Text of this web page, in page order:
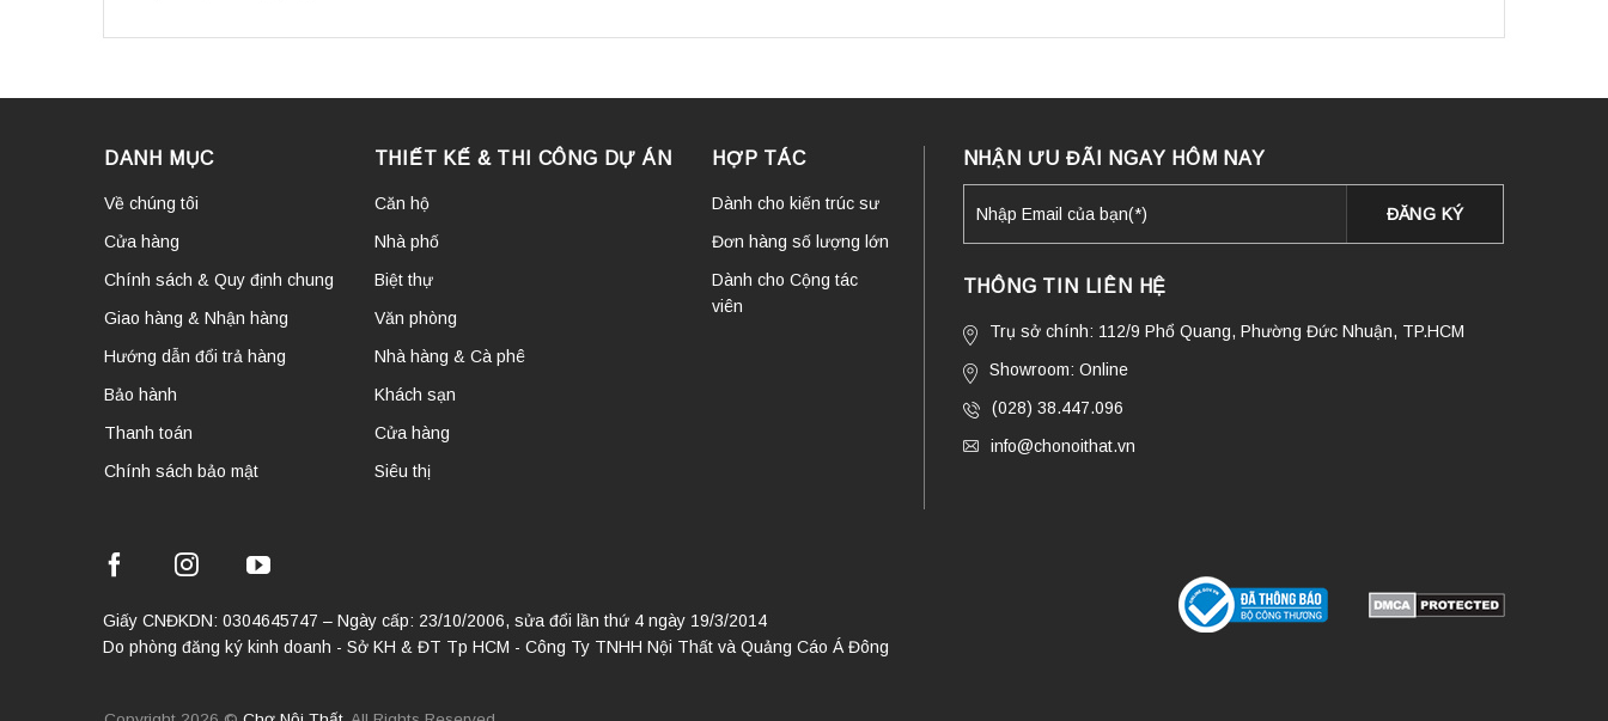
DANH MỤC
Về chúng tôi
Cửa hàng
Chính sách & Quy định chung
Giao hàng & Nhận hàng
Hướng dẫn đổi trả hàng
Bảo hành
Thanh toán
Chính sách bảo mật
THIẾT KẾ & THI CÔNG DỰ ÁN
Căn hộ
Nhà phố
Biệt thự
Văn phòng
Nhà hàng & Cà phê
Khách sạn
Cửa hàng
Siêu thị
HỢP TÁC
Dành cho kiến trúc sư
Đơn hàng số lượng lớn
Dành cho Cộng tác
viên
NHẬN ƯU ĐÃI NGAY HÔM NAY
THÔNG TIN LIÊN HỆ
Trụ sở chính: 112/9 Phổ Quang, Phường Đức Nhuận, TP.HCM
Showroom: Online
(028) 38.447.096
info@chonoithat.vn
Giấy CNĐKDN: 0304645747 – Ngày cấp: 23/10/2006, sửa đổi lần thứ 4 ngày 19/3/2014
Do phòng đăng ký kinh doanh - Sở KH & ĐT Tp HCM - Công Ty TNHH Nội Thất và Quảng Cáo Á Đông